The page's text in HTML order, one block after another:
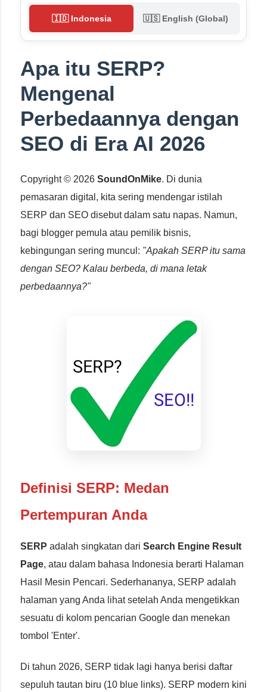
🇮🇩 Indonesia 🇺🇸 English (Global)
Apa itu SERP?
Mengenal
Perbedaannya dengan
SEO di Era AI 2026
Copyright © 2026 SoundOnMike. Di dunia
pemasaran digital, kita sering mendengar istilah
SERP dan SEO disebut dalam satu napas. Namun,
bagi blogger pemula atau pemilik bisnis,
kebingungan sering muncul: "Apakah SERP itu sama
dengan SEO? Kalau berbeda, di mana letak
perbedaannya?"
Definisi SERP: Medan
Pertempuran Anda
SERP adalah singkatan dari Search Engine Result
Page, atau dalam bahasa Indonesia berarti Halaman
Hasil Mesin Pencari. Sederhananya, SERP adalah
halaman yang Anda lihat setelah Anda mengetikkan
sesuatu di kolom pencarian Google dan menekan
tombol 'Enter'.
Di tahun 2026, SERP tidak lagi hanya berisi daftar
sepuluh tautan biru (10 blue links). SERP modern kini